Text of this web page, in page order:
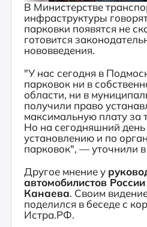
В Министерстве
инфраструктуры
парковки появятся не
готовится
нововведения.
"У нас сегодня в
парковок ни в
области, ни в
получили право
максимальную плату за
Но на сегодняшний день
установлению и по
парковок", — уточнили в
Другое мнение у
автомобилистов
Канаева. Своим
поделился в беседе с
Истра.РФ.